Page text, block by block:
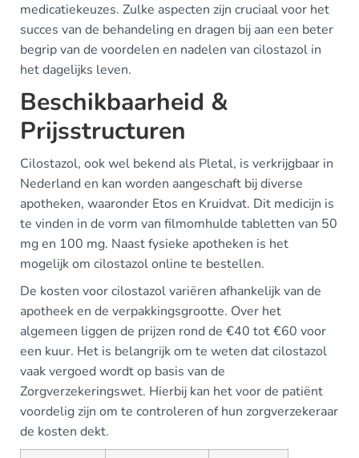
medicatiekeuzes. Zulke aspecten zijn cruciaal voor het
succes van de behandeling en dragen bij aan een beter
begrip van de voordelen en nadelen van cilostazol in
het dagelijks leven.
Beschikbaarheid &
Prijsstructuren
Cilostazol, ook wel bekend als Pletal, is verkrijgbaar in
Nederland en kan worden aangeschaft bij diverse
apotheken, waaronder Etos en Kruidvat. Dit medicijn is
te vinden in de vorm van filmomhulde tabletten van 50
mg en 100 mg. Naast fysieke apotheken is het
mogelijk om cilostazol online te bestellen.
De kosten voor cilostazol variëren afhankelijk van de
apotheek en de verpakkingsgrootte. Over het
algemeen liggen de prijzen rond de €40 tot €60 voor
een kuur. Het is belangrijk om te weten dat cilostazol
vaak vergoed wordt op basis van de
Zorgverzekeringswet. Hierbij kan het voor de patiënt
voordelig zijn om te controleren of hun zorgverzekeraar
de kosten dekt.